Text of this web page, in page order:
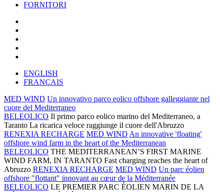
FORNITORI
ENGLISH
FRANÇAIS
MED WIND Un innovativo parco eolico offshore galleggiante nel
cuore del Mediterraneo
BELEOLICO Il primo parco eolico marino del Mediterraneo, a
Taranto La ricarica veloce raggiunge il cuore dell'Abruzzo
RENEXIA RECHARGE MED WIND An innovative 'floating'
offshore wind farm in the heart of the Mediterranean
BELEOLICO THE MEDITERRANEAN’S FIRST MARINE
WIND FARM, IN TARANTO Fast charging reaches the heart of
Abruzzo RENEXIA RECHARGE MED WIND Un parc éolien
offshore "flottant" innovant au cœur de la Méditerranée
BELEOLICO LE PREMIER PARC ÉOLIEN MARIN DE LA